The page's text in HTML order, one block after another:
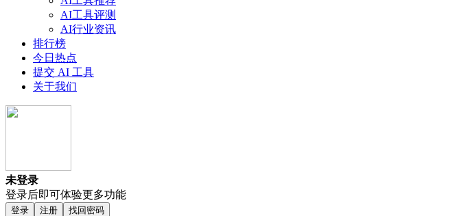
AI工具评测
AI行业资讯
排行榜
今日热点
提交 AI 工具
关于我们
未登录
登录后即可体验更多功能
登录 注册 找回密码